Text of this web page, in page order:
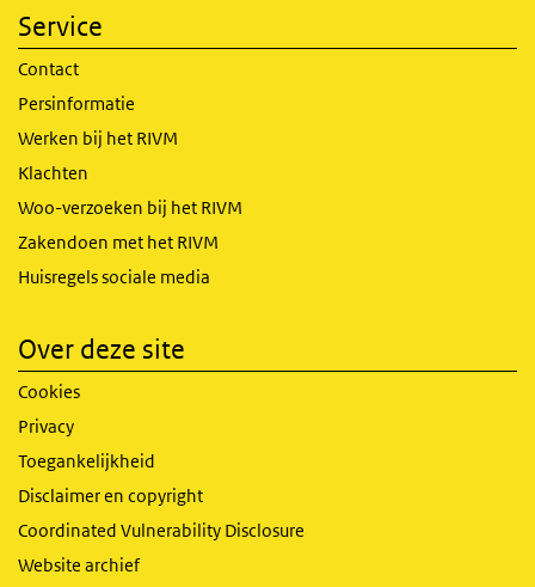
Service
Contact
Persinformatie
Werken bij het RIVM
Klachten
Woo-verzoeken bij het RIVM
Zakendoen met het RIVM
Huisregels sociale media
Over deze site
Cookies
Privacy
Toegankelijkheid
Disclaimer en copyright
Coordinated Vulnerability Disclosure
Website archief